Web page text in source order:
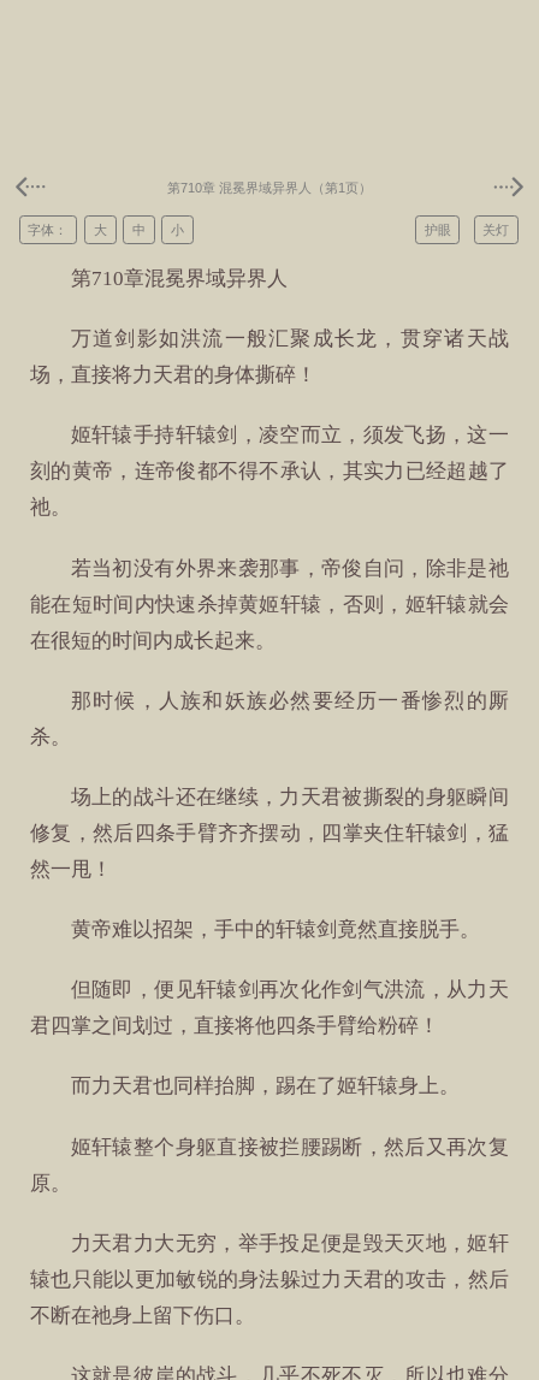
第710章 混冕界域异界人（第1页）
关灯
护眼
字体： 大 中 小
第710章混冕界域异界人
万道剑影如洪流一般汇聚成长龙，贯穿诸天战
场，直接将力天君的身体撕碎！
姬轩辕手持轩辕剑，凌空而立，须发飞扬，这一
刻的黄帝，连帝俊都不得不承认，其实力已经超越了
祂。
若当初没有外界来袭那事，帝俊自问，除非是祂
能在短时间内快速杀掉黄姬轩辕，否则，姬轩辕就会
在很短的时间内成长起来。
那时候，人族和妖族必然要经历一番惨烈的厮
杀。
场上的战斗还在继续，力天君被撕裂的身躯瞬间
修复，然后四条手臂齐齐摆动，四掌夹住轩辕剑，猛
然一甩！
黄帝难以招架，手中的轩辕剑竟然直接脱手。
但随即，便见轩辕剑再次化作剑气洪流，从力天
君四掌之间划过，直接将他四条手臂给粉碎！
而力天君也同样抬脚，踢在了姬轩辕身上。
姬轩辕整个身躯直接被拦腰踢断，然后又再次复
原。
力天君力大无穷，举手投足便是毁天灭地，姬轩
辕也只能以更加敏锐的身法躲过力天君的攻击，然后
不断在祂身上留下伤口。